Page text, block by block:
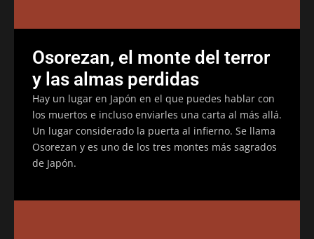
Osorezan, el monte del terror
y las almas perdidas
Hay un lugar en Japón en el que puedes hablar con
los muertos e incluso enviarles una carta al más allá.
Un lugar considerado la puerta al infierno. Se llama
Osorezan y es uno de los tres montes más sagrados
de Japón.